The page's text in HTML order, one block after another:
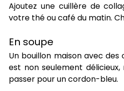
Ajoutez une cuillère de
votre thé ou café du matin.
En soupe
Un bouillon maison avec
est non seulement délicieux,
passer pour un cordon-bleu.